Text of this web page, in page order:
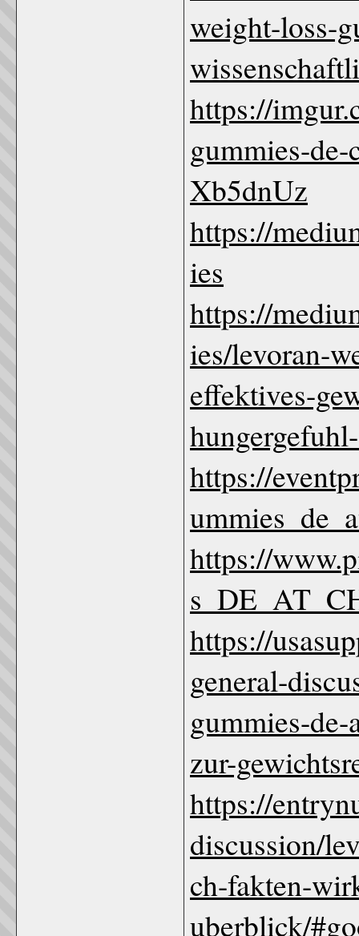
weight-loss-
https://
gummies-
Xb5dnUz
https://
ies
https://
ies/levoran-
effektives-
https://
https://
https://
general-
gummies-
zur-
https://
discussion/
ch-fakten-
uberblick/